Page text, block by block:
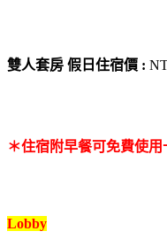
雙人套房 假日住宿價 :
＊住宿附早餐可免費使
Lobby